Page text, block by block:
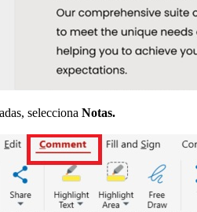
selecciona Notas.